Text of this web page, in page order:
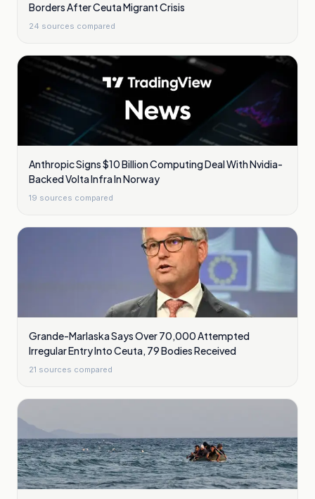
Borders After Ceuta Migrant Crisis
24 sources compared
Anthropic Signs $10 Billion Computing Deal With Nvidia-
Backed Volta Infra In Norway
19 sources compared
Grande-Marlaska Says Over 70,000 Attempted
Irregular Entry Into Ceuta, 79 Bodies Received
21 sources compared